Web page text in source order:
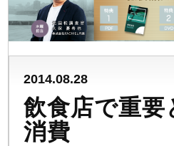
2014.08.28
飲食店で重要
消費